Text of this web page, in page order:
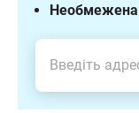
Необмежена